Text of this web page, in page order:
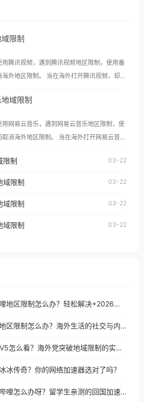
限制
用腾讯视频，遇到腾讯视频地区限制，使用番
制。 当在海外打开腾讯视频，却突
加拿
音乐平台一样，出现地区及版权限制问题，且
陆地区播放。 遇到这个问题的朋友们，
美国、加拿大、澳大利亚、欧洲等国家和地区
困扰。
域限制
用网易云音乐，遇到网易云音乐地区限制，使
外地区限制。 当在海外打开网易云音
用户如香港、澳门、台湾、美
仅能在中国大陆地区播放。 遇到这个问题
网易云音乐地区版权限制」的问题，无论人在
限制 03-22
域限制 03-22
域限制 03-22
域限制 03-22
在法国用哔哩哔哩地区限制怎么办？轻松解决+2026世界杯看球攻略
在新西兰用探探地区限制怎么办？海外生活的社交与内容之困
欧洲杯直播CCTV5怎么看？海外党突破地域限制的实用指南
冰传奇？你的网络加速器选对了吗？
国外看不了哔哩哔哩怎么办呀？留学生亲测的回国加速全攻略（含酷我音乐渤海银行解决方法）